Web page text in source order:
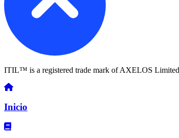
ITIL™ is a registered trade mark of AXELOS
Inicio